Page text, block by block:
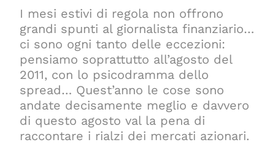
I mesi estivi di regola non offrono
grandi spunti al giornalista finanziario…
ci sono ogni tanto delle eccezioni:
pensiamo soprattutto all’agosto del
2011, con lo psicodramma dello
spread… Quest’anno le cose sono
andate decisamente meglio e davvero
di questo agosto val la pena di
raccontare i rialzi dei mercati azionari.